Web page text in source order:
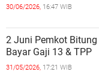
30/06/2026, 16:47 WIB
2 Juni Pemkot
Bayar Gaji 13 & TPP
31/05/2026, 17:21 WIB